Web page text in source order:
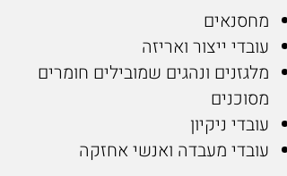
מחסנאים
עובדי ייצור ואריזה
מלגזנים ונהגים שמובילים חומרים
מסוכנים
עובדי ניקיון
עובדי מעבדה ואנשי אחזקה